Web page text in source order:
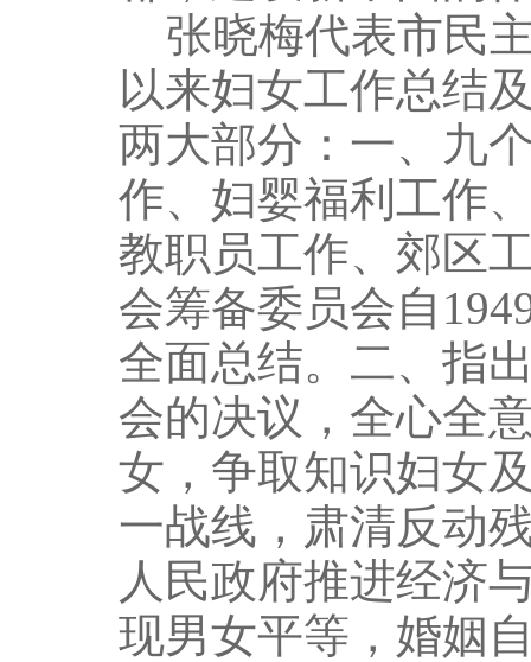
张晓梅代表市民
以来妇女工作总结
两大部分：一、九
作、妇婴福利工作
教职员工作、郊区
会筹备委员会自
全面总结。二、指
会的决议，全心全
女，争取知识妇女
一战线，肃清反动
人民政府推进经济
现男女平等，婚姻